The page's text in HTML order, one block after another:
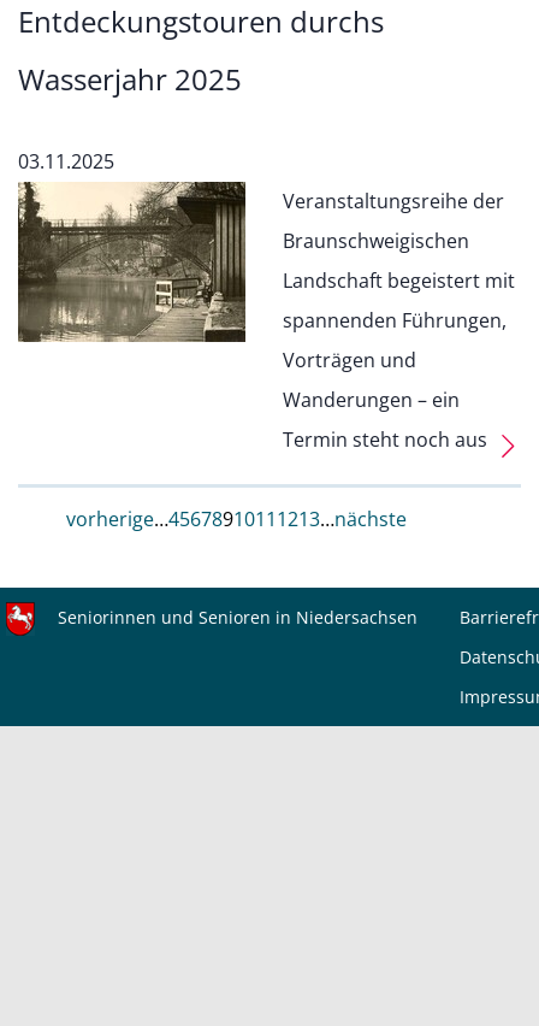
Entdeckungstouren durchs
Wasserjahr 2025
03.11.2025
Veranstaltungsreihe der
Braunschweigischen
Landschaft begeistert mit
spannenden Führungen,
Vorträgen und
Wanderungen – ein
Termin steht noch aus
vorherige…45678910111213…nächste
Seniorinnen und Senioren in Niedersachsen